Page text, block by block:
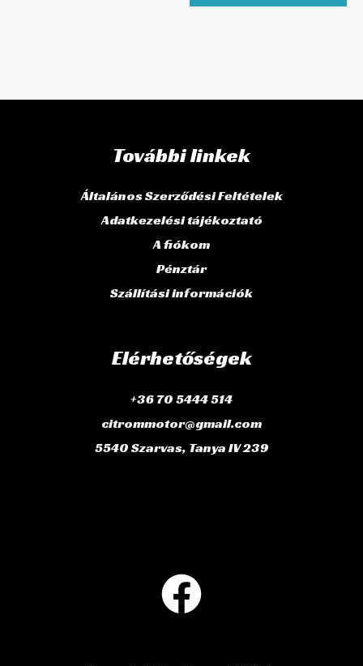
További linkek
Általános Szerződési Feltételek
Adatkezelési tájékoztató
A fiókom
Pénztár
Szállítási információk
Elérhetőségek
+36 70 5444 514
citrommotor@gmail.com
5540 Szarvas, Tanya IV 239